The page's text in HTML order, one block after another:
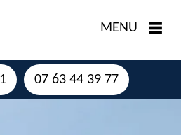
MENU
07 63 44 39 77